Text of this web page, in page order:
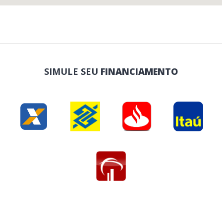
SIMULE SEU FINANCIAMENTO